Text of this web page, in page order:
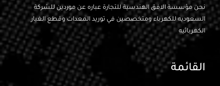
نحن مؤسسة الافق الهندسية للتجارة عباره عن موردين للشركة
السعوديه للكهرباء ومتخصصين في توريد المعدات وقطع الغيار
الكهربائيه
القائمة